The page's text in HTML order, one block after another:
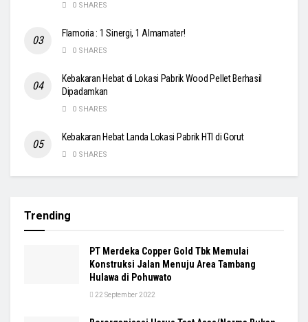
0 SHARES
Flamoria : 1 Sinergi, 1 Almamater!
0 SHARES
Kebakaran Hebat di Lokasi Pabrik Wood Pellet Berhasil
Dipadamkan
0 SHARES
Kebakaran Hebat Landa Lokasi Pabrik HTI di Gorut
0 SHARES
Trending
PT Merdeka Copper Gold Tbk Memulai
Konstruksi Jalan Menuju Area Tambang
Hulawa di Pohuwato
22 September 2022